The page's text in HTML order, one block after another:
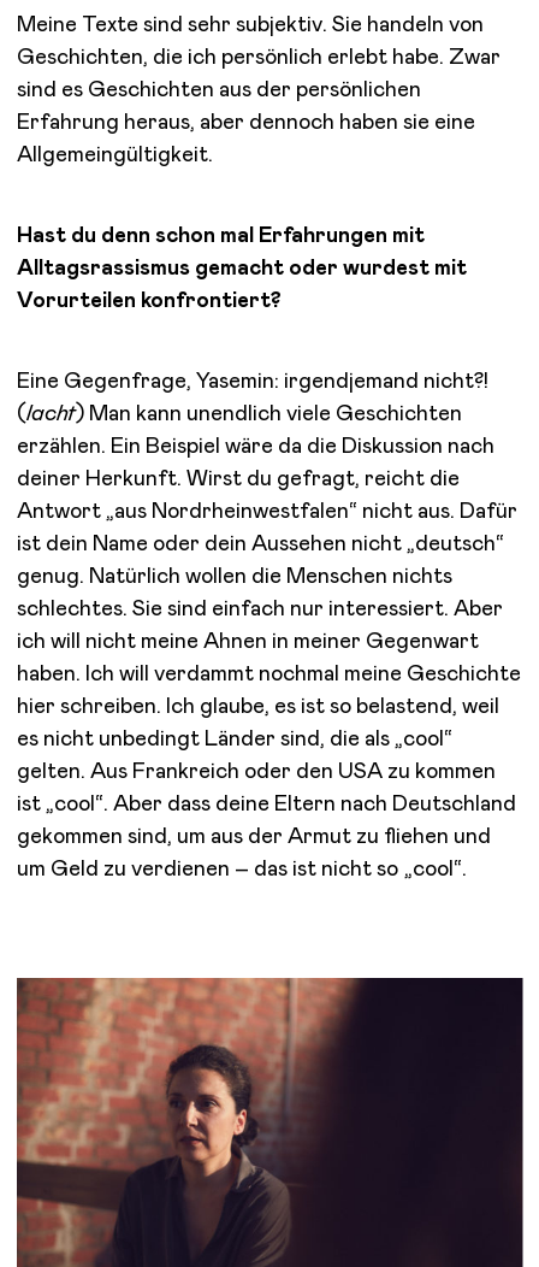
Meine Texte sind sehr subjektiv. Sie handeln von
Geschichten, die ich persönlich erlebt habe. Zwar
sind es Geschichten aus der persönlichen
Erfahrung heraus, aber dennoch haben sie eine
Allgemeingültigkeit.
Hast du denn schon mal Erfahrungen mit
Alltagsrassismus gemacht oder wurdest mit
Vorurteilen konfrontiert?
Eine Gegenfrage, Yasemin: irgendjemand nicht?!
(lacht) Man kann unendlich viele Geschichten
erzählen. Ein Beispiel wäre da die Diskussion nach
deiner Herkunft. Wirst du gefragt, reicht die
Antwort „aus Nordrheinwestfalen“ nicht aus. Dafür
ist dein Name oder dein Aussehen nicht „deutsch“
genug. Natürlich wollen die Menschen nichts
schlechtes. Sie sind einfach nur interessiert. Aber
ich will nicht meine Ahnen in meiner Gegenwart
haben. Ich will verdammt nochmal meine Geschichte
hier schreiben. Ich glaube, es ist so belastend, weil
es nicht unbedingt Länder sind, die als „cool“
gelten. Aus Frankreich oder den USA zu kommen
ist „cool“. Aber dass deine Eltern nach Deutschland
gekommen sind, um aus der Armut zu fliehen und
um Geld zu verdienen – das ist nicht so „cool“.